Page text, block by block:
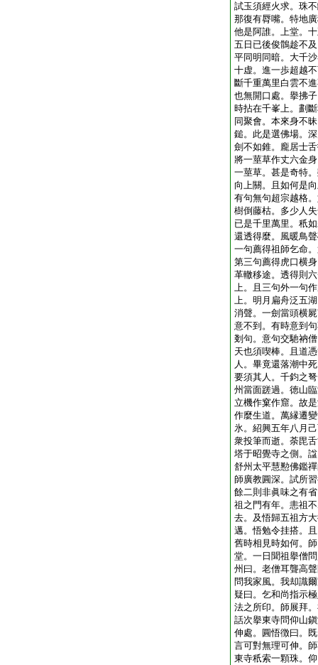
試玉須經火求。珠
那復有脣嘴。特地
他是阿誰。上堂。
五日已後俊鶻趁不
平同明同暗。大千
十虚。進一歩超越
斷千重萬里白雲不
也無開口處。擧拂
時拈在千峯上。劃
同聚會。本來身不
鎚。此是選佛場。
劍不如錐。龐居士
將一莖草作丈六金
一莖草。甚是奇特
向上關。且如何是
有句無句超宗越格
樹倒藤枯。多少人
已是千里萬里。秖
還透得麼。風暖鳥
一句薦得祖師乞命
第三句薦得虎口横
革轍移途。透得則
上。且三句外一句
上。明月扁舟泛五
消聲。一劍當頭横
意不到。有時意到
剗句。意句交馳衲
天也須喫棒。且道
人。畢竟還落潮中
要須其人。千鈞之
州當面蹉過。徳山
立機作窠作窟。故
作麼生道。萬縁遷
氷。紹興五年八月
衆投筆而逝。荼毘
塔于昭覺寺之側。
舒州太平慧懃佛鑑
師廣教圓深。試所
餘二則非眞味之有
祖之門有年。恚祖
去。及悟歸五祖方
邁。悟勉令挂搭。
舊時相見時如何。
堂。一日聞祖擧僧
州曰。老僧耳聾高
問我家風。我却識
疑曰。乞和尚指示
法之所印。師展拜
話次擧東寺問仰山
伸處。圓悟徴曰。
言可對無理可伸。
東寺秖索一顆珠。